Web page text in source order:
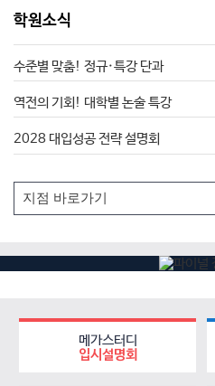
학원소식
수준별 맞춤! 정규·특강 단과
역전의 기회! 대학별 논술 특강
2028 대입성공 전략 설명회
메가스터디
입시설명회